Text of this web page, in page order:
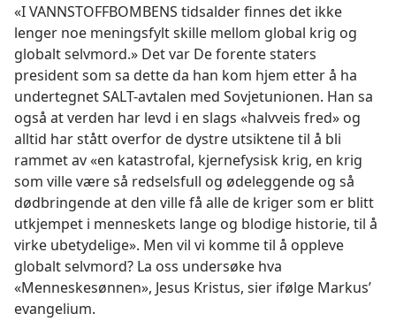
«I VANNSTOFFBOMBENS tidsalder finnes det ikke
lenger noe meningsfylt skille mellom global krig og
globalt selvmord.» Det var De forente staters
president som sa dette da han kom hjem etter å ha
undertegnet SALT-avtalen med Sovjetunionen. Han sa
også at verden har levd i en slags «halvveis fred» og
alltid har stått overfor de dystre utsiktene til å bli
rammet av «en katastrofal, kjernefysisk krig, en krig
som ville være så redselsfull og ødeleggende og så
dødbringende at den ville få alle de kriger som er blitt
utkjempet i menneskets lange og blodige historie, til å
virke ubetydelige». Men vil vi komme til å oppleve
globalt selvmord? La oss undersøke hva
«Menneskesønnen», Jesus Kristus, sier ifølge Markus’
evangelium.